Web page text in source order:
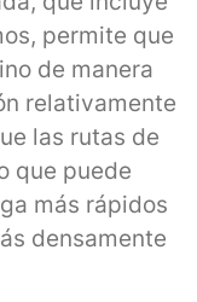
permite que
de manera
relativamente
las rutas de
que puede
más rápidos
densamente